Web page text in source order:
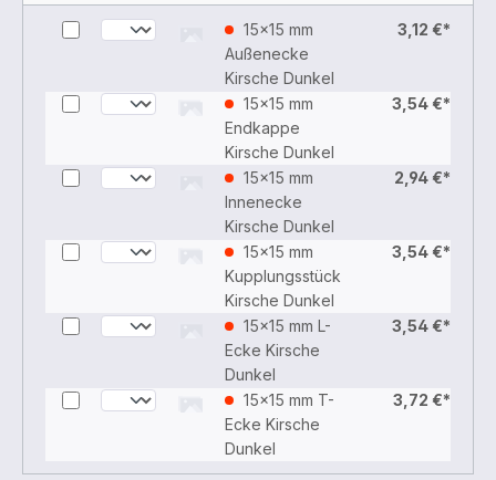
15x15 mm
Außenecke
Kirsche Dunkel
3,12 €*
15x15 mm
Endkappe
Kirsche Dunkel
3,54 €*
15x15 mm
Innenecke
Kirsche Dunkel
2,94 €*
15x15 mm
Kupplungsstück
Kirsche Dunkel
3,54 €*
15x15 mm L-
Ecke Kirsche
Dunkel
3,54 €*
15x15 mm T-
Ecke Kirsche
Dunkel
3,72 €*